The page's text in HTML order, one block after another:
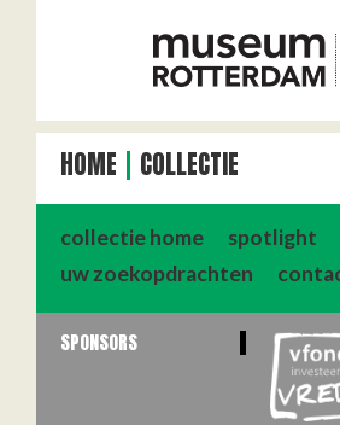
HOME COLLECTIE
collectie home spotlight
uw zoekopdrachten
SPONSORS